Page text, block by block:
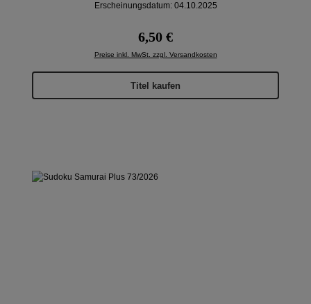
Erscheinungsdatum: 04.10.2025
Regulärer Preis:
6,50 €
Preise inkl. MwSt. zzgl. Versandkosten
Titel kaufen